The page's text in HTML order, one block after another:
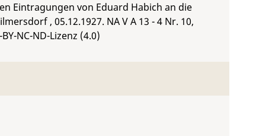
Eintragungen von Eduard Habich an die
, 05.12.1927. NA V A 13 - 4 Nr. 10,
BY-NC-ND-Lizenz (4.0)